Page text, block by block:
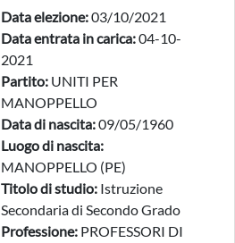
Data elezione:03/10/2021
Data entrata in carica:04-10-
2021
Partito: UNITI PER
MANOPPELLO
Data di nascita:09/05/1960
Luogo di nascita:
MANOPPELLO (PE)
Titolo di studio: Istruzione
Secondaria di Secondo Grado
Professione: PROFESSORI DI